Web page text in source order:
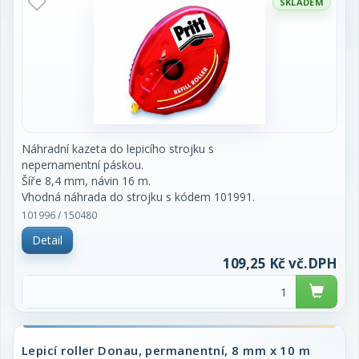
přírodních a udržitelných zdrojů:
- Syntetické kaučuky (polymery) jsou nahrazeny
- Oleje na bázi ropy jsou nahrazeny přírodními
oleji (z udržitelných plodin)
- Pryskyřice na bázi ropy jsou nahrazeny estery
získanými ze stromů (pěstovaných a
těžených udržitelným způsobem)
- Uhličitan vápenatý je považován za udržitelný
zdroj
Náhradní kazeta do lepicího strojku s
nepernamentní páskou.
Šíře 8,4 mm, návin 16 m.
Vhodná náhrada do strojku s kódem 101991.
Značka Pritt.
Cena za kus.
101996 / 150480
Detail
109,25 Kč vč.DPH
Lepicí roller Donau, permanentní, 8 mm x 10 m